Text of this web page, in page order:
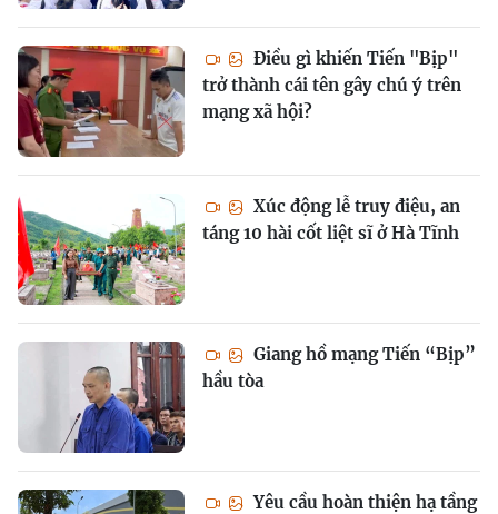
Điều gì khiến Tiến "Bịp"
trở thành cái tên gây chú ý trên
mạng xã hội?
Xúc động lễ truy điệu, an
táng 10 hài cốt liệt sĩ ở Hà Tĩnh
Giang hồ mạng Tiến “Bịp”
hầu tòa
Yêu cầu hoàn thiện hạ tầng